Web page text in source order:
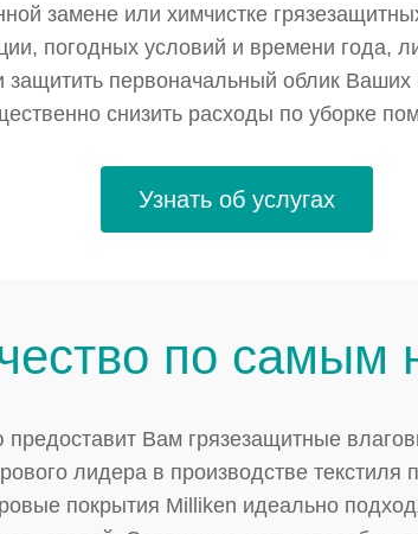
замене или химчистке
погодных условий и времени
первоначальный облик Ваших
снизить расходы по уборке
Узнать об услугах
по самым
Вам грязезащитные
лидера в производстве текстиля
покрытия Milliken идеально